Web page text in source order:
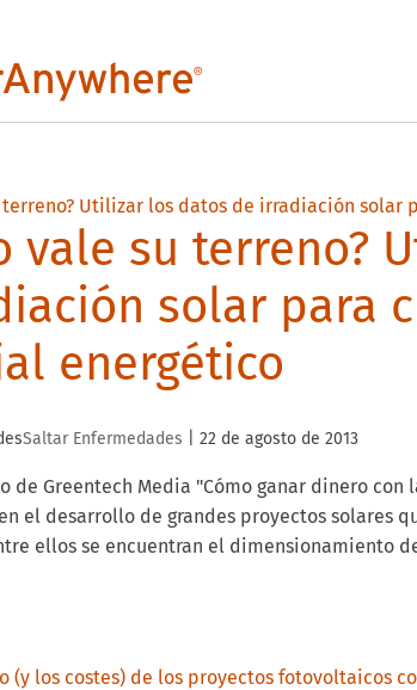
vale su terreno?
solar para
energético
Saltar Enfermedades 22 de agosto de 2013
de Greentech Media "Cómo ganar dinero
el desarrollo de grandes proyectos solares
ellos se encuentran el dimensionamiento